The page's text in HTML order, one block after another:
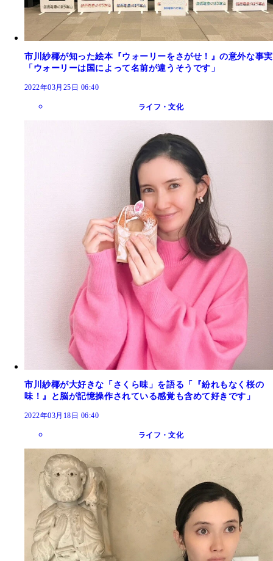
市川紗椰が知った絵本『ウォーリーをさがせ！』の意外な事実
「ウォーリーは国によって名前が違うそうです」
2022年03月25日 06:40
ライフ・文化
市川紗椰が大好きな「さくら味」を語る「『紛れもなく桜の
味！』と脳が記憶操作されている感覚も含めて好きです」
2022年03月18日 06:40
ライフ・文化